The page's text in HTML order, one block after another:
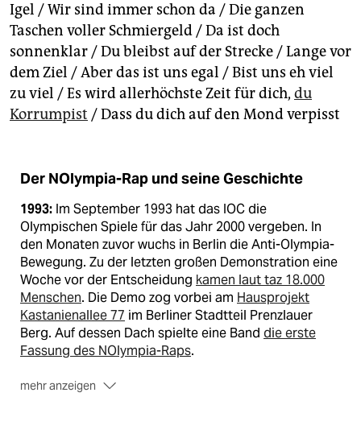
Igel / Wir sind immer schon da / Die ganzen
Taschen voller Schmiergeld / Da ist doch
sonnenklar / Du bleibst auf der Strecke / Lange vor
dem Ziel / Aber das ist uns egal / Bist uns eh viel
zu viel / Es wird allerhöchste Zeit für dich, du
Korrumpist / Dass du dich auf den Mond verpisst
Der NOlympia-Rap und seine Geschichte
1993: Im September 1993 hat das IOC die
Olympischen Spiele für das Jahr 2000 vergeben. In
den Monaten zuvor wuchs in Berlin die Anti-Olympia-
Bewegung. Zu der letzten großen Demonstration eine
Woche vor der Entscheidung kamen laut taz 18.000
Menschen. Die Demo zog vorbei am Hausprojekt
Kastanienallee 77 im Berliner Stadtteil Prenzlauer
Berg. Auf dessen Dach spielte eine Band die erste
Fassung des NOlympia-Raps.
mehr anzeigen